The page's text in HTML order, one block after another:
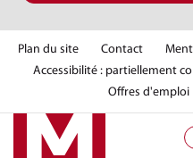
Plan du site Contact
Accessibilité : partiellement
Offres d'emploi